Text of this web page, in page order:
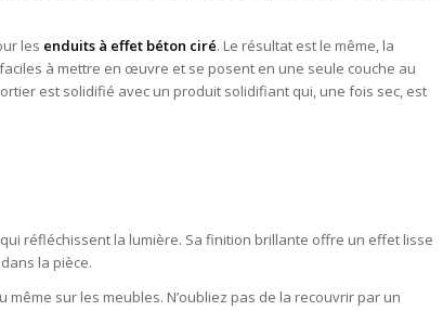
les enduits à effet béton ciré. Le résultat est le même, la
à mettre en œuvre et se posent en une seule couche au
est solidifié avec un produit solidifiant qui, une fois sec, est
réfléchissent la lumière. Sa finition brillante offre un effet lisse
la pièce.
sur les meubles. N’oubliez pas de la recouvrir par un